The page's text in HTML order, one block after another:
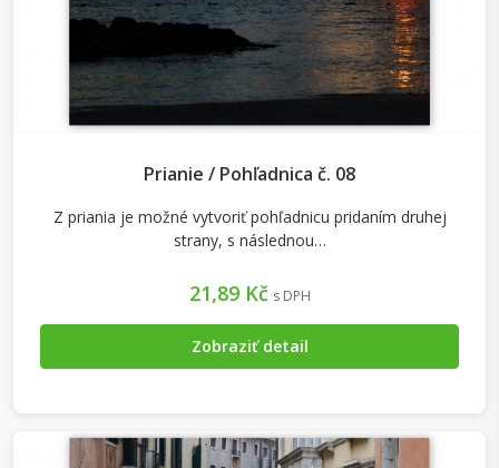
Prianie / Pohľadnica č. 08
Z priania je možné vytvoriť pohľadnicu pridaním druhej
strany, s následnou…
21,89 Kč s DPH
Zobraziť detail